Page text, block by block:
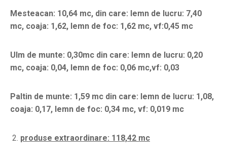
Mesteacan: 10,64 mc, din care: lemn de lucru: 7,40
mc, coaja: 1,62, lemn de foc: 1,62 mc, vf:0,45 mc
Ulm de munte: 0,30mc din care: lemn de lucru: 0,20
mc, coaja: 0,04, lemn de foc: 0,06 mc,vf: 0,03
Paltin de munte: 1,59 mc din care: lemn de lucru: 1,08,
coaja: 0,17, lemn de foc: 0,34 mc, vf: 0,019 mc
produse extraordinare: 118,42 mc